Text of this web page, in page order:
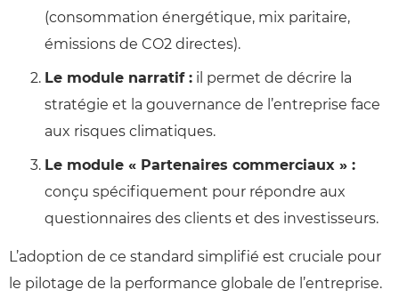
(consommation énergétique, mix paritaire,
émissions de CO2 directes).
Le module narratif : il permet de décrire la
stratégie et la gouvernance de l’entreprise face
aux risques climatiques.
Le module « Partenaires commerciaux » :
conçu spécifiquement pour répondre aux
questionnaires des clients et des investisseurs.
L’adoption de ce standard simplifié est cruciale pour
le pilotage de la performance globale de l’entreprise.